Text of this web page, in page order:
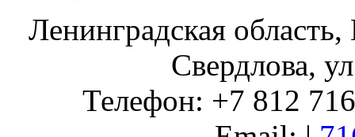
Ленинградская
Свердлова,
Телефон: +7 812